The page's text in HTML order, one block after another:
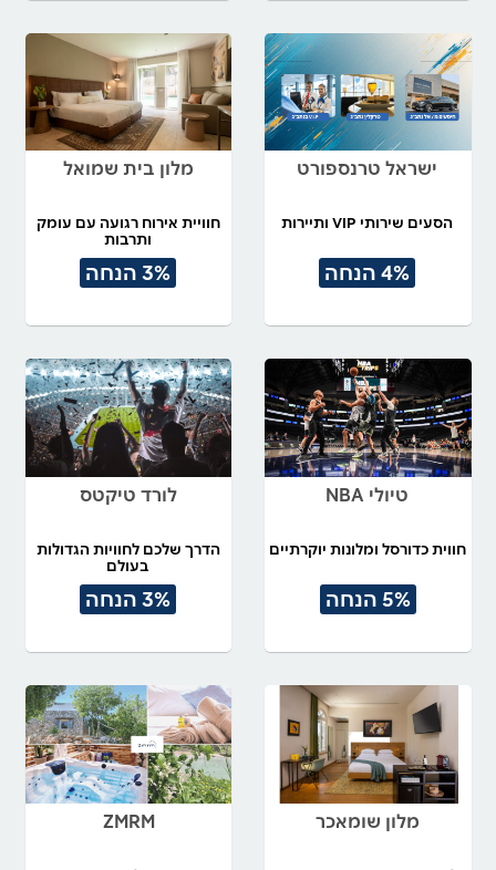
ישראל טרנספורט
הסעים שירותי VIP ותיירות
4% הנחה
מלון בית שמואל
חוויית אירוח רגועה עם עומק
ותרבות
3% הנחה
טיולי NBA
חווית כדורסל ומלונות יוקרתיים
5% הנחה
לורד טיקטס
הדרך שלכם לחוויות הגדולות
בעולם
3% הנחה
מלון שומאכר ZMRM